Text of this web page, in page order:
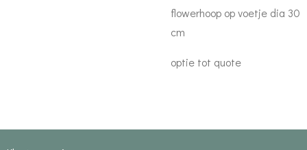
flowerhoop op voetje dia 30
cm
optie tot quote